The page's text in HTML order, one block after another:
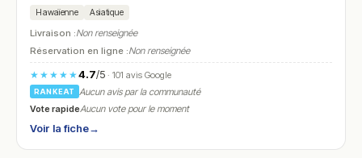
Hawaïenne Asiatique
Livraison :Non renseignée
Réservation en ligne :Non renseignée
★★★★★4.7/5· 101 avis Google
RANKEAT
Aucun avis par la communauté
Vote rapideAucun vote pour le moment
Voir la fiche→